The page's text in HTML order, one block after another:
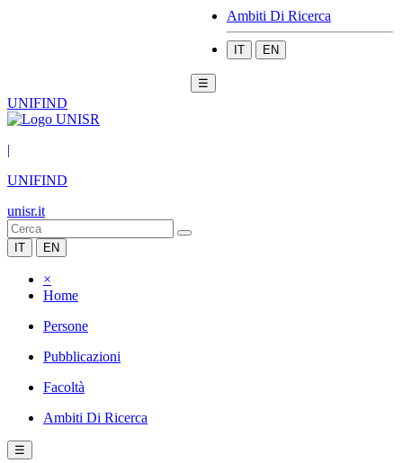
Ambiti Di Ricerca
IT EN
☰
UNIFIND
|
UNIFIND
unisr.it
IT EN
×
Home
Persone
Pubblicazioni
Facoltà
Ambiti Di Ricerca
☰